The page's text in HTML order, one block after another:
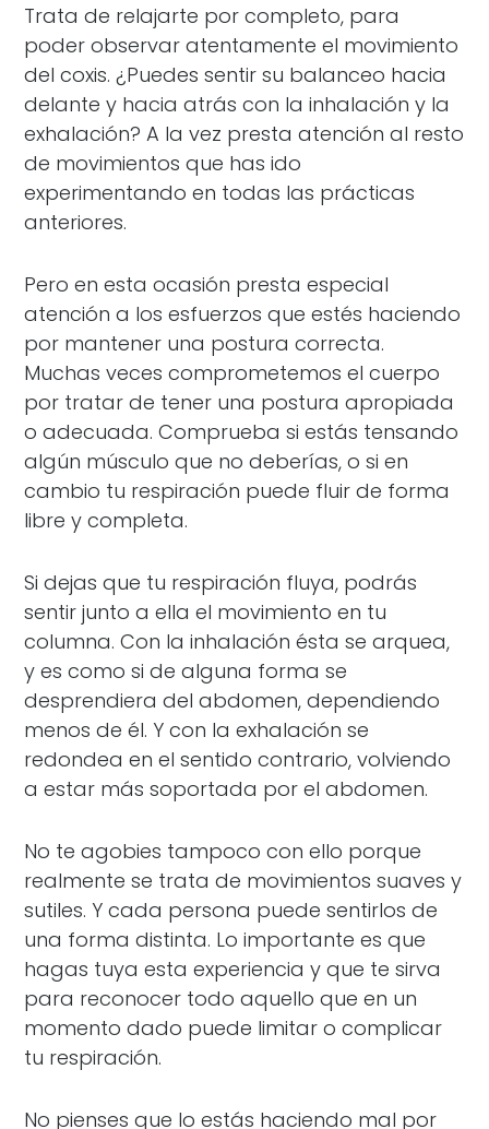
Trata de relajarte por completo, para
poder observar atentamente el movimiento
del coxis. ¿Puedes sentir su balanceo hacia
delante y hacia atrás con la inhalación y la
exhalación? A la vez presta atención al resto
de movimientos que has ido
experimentando en todas las prácticas
anteriores.
Pero en esta ocasión presta especial
atención a los esfuerzos que estés haciendo
por mantener una postura correcta.
Muchas veces comprometemos el cuerpo
por tratar de tener una postura apropiada
o adecuada. Comprueba si estás tensando
algún músculo que no deberías, o si en
cambio tu respiración puede fluir de forma
libre y completa.
Si dejas que tu respiración fluya, podrás
sentir junto a ella el movimiento en tu
columna. Con la inhalación ésta se arquea,
y es como si de alguna forma se
desprendiera del abdomen, dependiendo
menos de él. Y con la exhalación se
redondea en el sentido contrario, volviendo
a estar más soportada por el abdomen.
No te agobies tampoco con ello porque
realmente se trata de movimientos suaves y
sutiles. Y cada persona puede sentirlos de
una forma distinta. Lo importante es que
hagas tuya esta experiencia y que te sirva
para reconocer todo aquello que en un
momento dado puede limitar o complicar
tu respiración.
No pienses que lo estás haciendo mal por